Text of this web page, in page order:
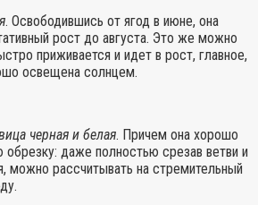
. Освободившись от ягод в июне, она
рост до августа. Это же можно
приживается и идет в рост, главное,
освещена солнцем.
черная и белая. Причем она хорошо
обрезку: даже полностью срезав ветви и
можно рассчитывать на стремительный